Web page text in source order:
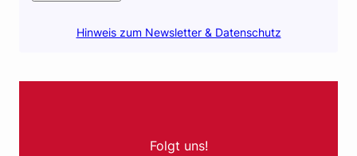
Hinweis zum Newsletter & Datenschutz
Folgt uns!